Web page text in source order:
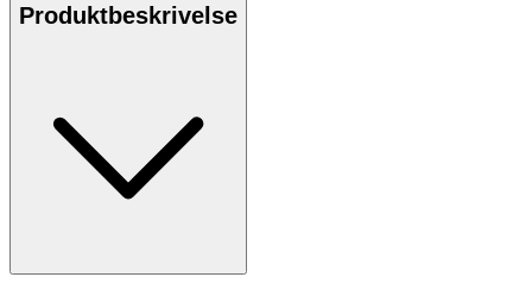
Produktbeskrivelse